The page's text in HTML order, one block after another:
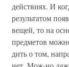
действиях. И
результатом
вещей, то на
предметов
дить о том,